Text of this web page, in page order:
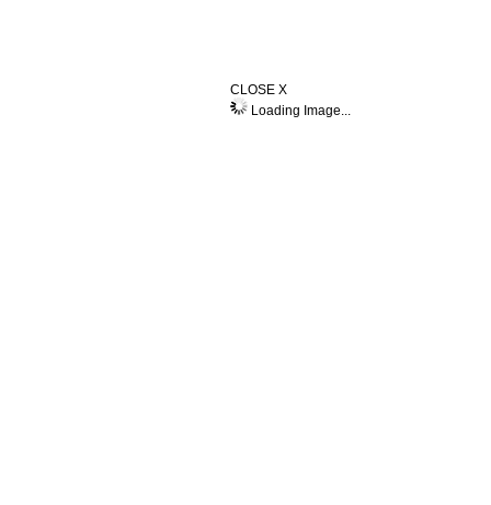
CLOSE X
Loading Image...